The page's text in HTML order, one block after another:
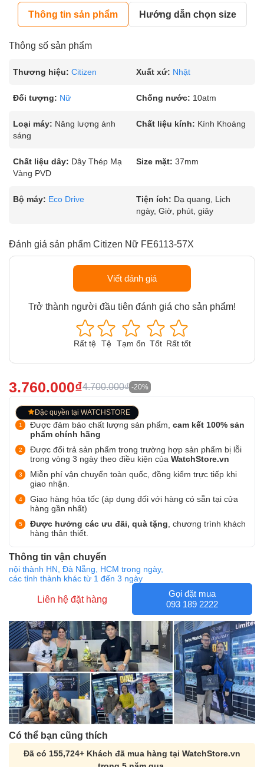
Thông tin sản phẩm Hướng dẫn chọn size
Thông số sản phẩm
Thương hiệu: Citizen Xuất xứ: Nhật
Đối tượng: Nữ Chống nước: 10atm
Loại máy: Năng lượng ánh
sáng
Chất liệu kính: Kính Khoáng
Chất liệu dây: Dây Thép Mạ
Vàng PVD
Size mặt: 37mm
Bộ máy: Eco Drive Tiện ích: Dạ quang, Lịch
ngày, Giờ, phút, giây
Đánh giá sản phẩm Citizen Nữ FE6113-57X
Viết đánh giá
Trở thành người đầu tiên đánh giá cho sản phẩm!
Rất tệ Tệ Tạm ổn Tốt Rất tốt
3.760.000₫4.700.000₫ -20%
Đặc quyền tại WATCHSTORE
Được đảm bảo chất lượng sản phẩm, cam kết 100% sản
phẩm chính hãng
Được đổi trả sản phẩm trong trường hợp sản phẩm bị lỗi
trong vòng 3 ngày theo điều kiện của WatchStore.vn
Miễn phí vận chuyển toàn quốc, đồng kiểm trực tiếp khi
giao nhận.
Giao hàng hỏa tốc (áp dụng đối với hàng có sẵn tại cửa
hàng gần nhất)
Được hưởng các ưu đãi, quà tặng , chương trình khách
hàng thân thiết.
Thông tin vận chuyển
nội thành HN, Đà Nẵng, HCM trong ngày,
các tỉnh thành khác từ 1 đến 3 ngày
Liên hệ đặt hàng
Gọi đặt mua
093 189 2222
Có thể bạn cũng thích
Đã có 155,724+ Khách đã mua hàng tại WatchStore.vn